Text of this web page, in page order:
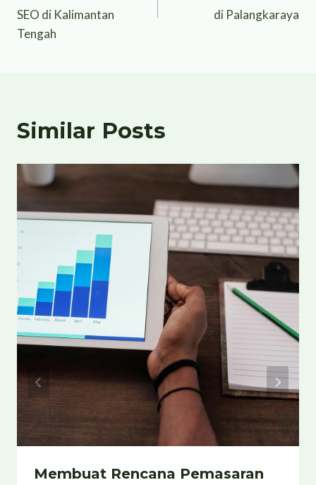
SEO di Kalimantan
Tengah
di Palangkaraya
Similar Posts
Membuat Rencana Pemasaran